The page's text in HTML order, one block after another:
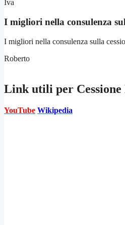
Iva
I migliori nella consulenza
I migliori nella consulenza sulla
Roberto
Link utili per
YouTube Wikipedia